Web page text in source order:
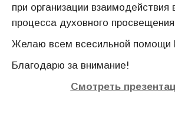
при организации взаимодействия
процесса духовного
Желаю всем всесильной помощи
Благодарю за внимание!
Смотреть